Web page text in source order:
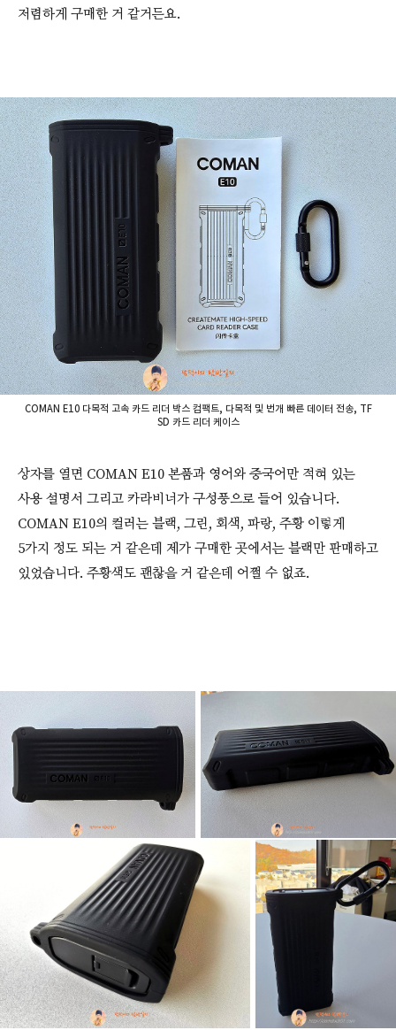
저렴하게 구매한 거 같거든요.
COMAN E10 다목적 고속 카드 리더 박스 컴팩트, 다목적 및 번개 빠른 데이터 전송, TF
SD 카드 리더 케이스
상자를 열면 COMAN E10 본품과 영어와 중국어만 적혀 있는
사용 설명서 그리고 카라비너가 구성풍으로 들어 있습니다.
COMAN E10의 컬러는 블랙, 그린, 회색, 파랑, 주황 이렇게
5가지 정도 되는 거 같은데 제가 구매한 곳에서는 블랙만 판매하고
있었습니다. 주황색도 괜찮을 거 같은데 어쩔 수 없죠.